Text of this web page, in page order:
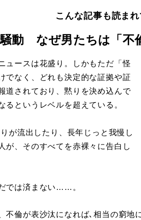
こんな記事も読ま
動 なぜ男たちは「不
ュースは花盛り。しかもただ「怪
でなく、どれも決定的な証拠や証
道されており、黙りを決め込んで
るというレベルを超えている。
が流出したり、長年じっと我慢し
が、そのすべてを赤裸々に告白し
では済まない……。
倫が表沙汰になれば､相当の窮地